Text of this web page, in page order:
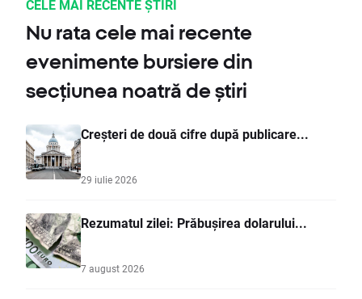
CELE MAI RECENTE ȘTIRI
Nu rata cele mai recente
evenimente bursiere din
secțiunea noatră de știri
Creșteri de două cifre după publicare...
29 iulie 2026
Rezumatul zilei: Prăbușirea dolarului...
7 august 2026